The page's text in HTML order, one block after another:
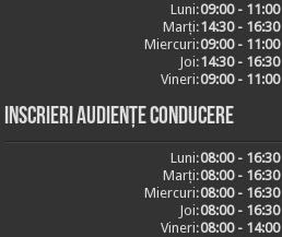
Luni:09:00 - 11:00
Marți:14:30 - 16:30
Miercuri:09:00 - 11:00
Joi:14:30 - 16:30
Vineri:09:00 - 11:00
Inscrieri audiențe conducere
Luni:08:00 - 16:30
Marți:08:00 - 16:30
Miercuri:08:00 - 16:30
Joi:08:00 - 16:30
Vineri:08:00 - 14:00